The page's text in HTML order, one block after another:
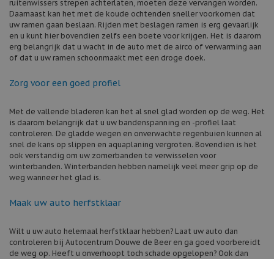
ruitenwissers strepen achterlaten, moeten deze vervangen worden.
Daarnaast kan het met de koude ochtenden sneller voorkomen dat
uw ramen gaan beslaan. Rijden met beslagen ramen is erg gevaarlijk
en u kunt hier bovendien zelfs een boete voor krijgen. Het is daarom
erg belangrijk dat u wacht in de auto met de airco of verwarming aan
of dat u uw ramen schoonmaakt met een droge doek.
Zorg voor een goed profiel
Met de vallende bladeren kan het al snel glad worden op de weg. Het
is daarom belangrijk dat u uw bandenspanning en -profiel laat
controleren. De gladde wegen en onverwachte regenbuien kunnen al
snel de kans op slippen en aquaplaning vergroten. Bovendien is het
ook verstandig om uw zomerbanden te verwisselen voor
winterbanden. Winterbanden hebben namelijk veel meer grip op de
weg wanneer het glad is.
Maak uw auto herfstklaar
Wilt u uw auto helemaal herfstklaar hebben? Laat uw auto dan
controleren bij Autocentrum Douwe de Beer en ga goed voorbereidt
de weg op. Heeft u onverhoopt toch schade opgelopen? Ook dan